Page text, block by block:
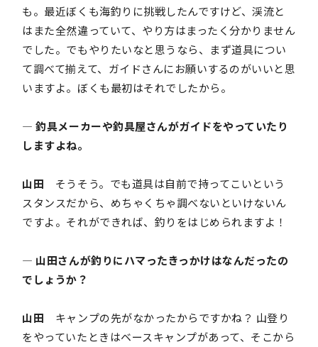
も。最近ぼくも海釣りに挑戦したんですけど、渓流と
はまた全然違っていて、やり方はまったく分かりません
でした。でもやりたいなと思うなら、まず道具につい
て調べて揃えて、ガイドさんにお願いするのがいいと思
いますよ。ぼくも最初はそれでしたから。
― 釣具メーカーや釣具屋さんがガイドをやっていたり
しますよね。
山田 そうそう。でも道具は自前で持ってこいという
スタンスだから、めちゃくちゃ調べないといけないん
ですよ。それができれば、釣りをはじめられますよ！
― 山田さんが釣りにハマったきっかけはなんだったの
でしょうか？
山田 キャンプの先がなかったからですかね？ 山登り
をやっていたときはベースキャンプがあって、そこから